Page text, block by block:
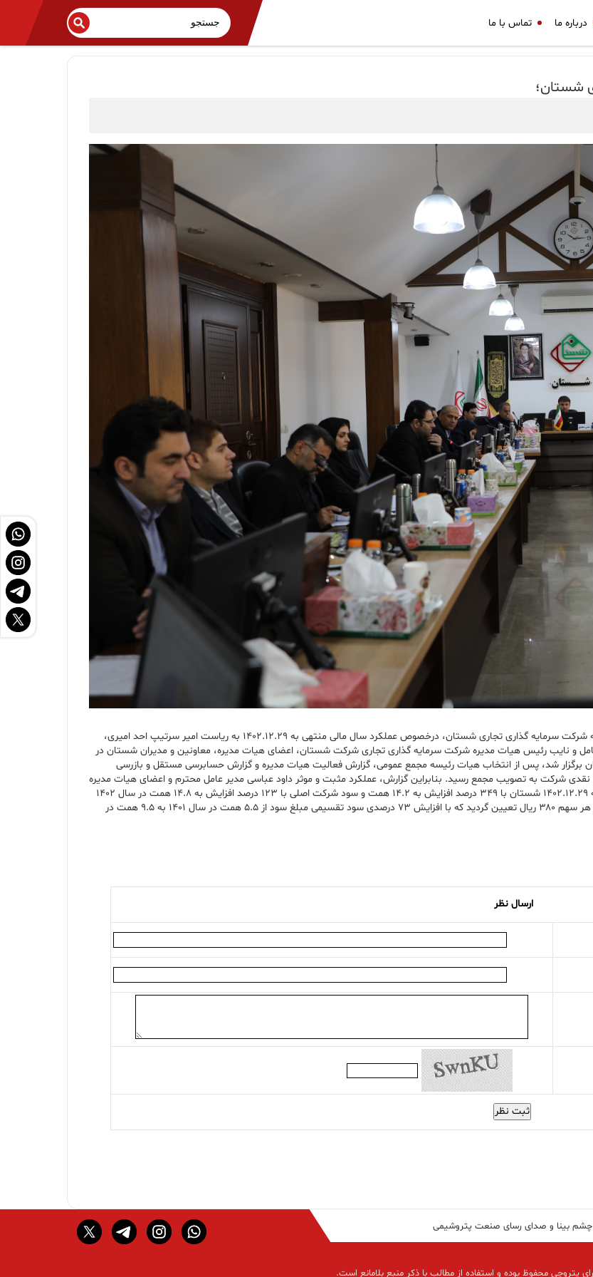
درباره ما تماس با ما
شستان؛
به گزارش روابط عمومی شرکت سرمایه گذاری تجاری شستان، مجمع عمومی عادی سالیانه شرکت سرمایه گذاری تجاری شستان، درخصوص عملکرد سال مالی منتهی به ۱۴۰۲.۱۲.۲۹ به ریاست امیر سرتیپ احد امیری،
و نایب رئیس هیات مدیره شرکت سرمایه گذاری تجاری شرکت شستان، اعضای هیات مدیره، معاونین و مدیران شستان در
شد. در ابتدای این جلسه که با حضور ۱۰۰ درصدی سهامداران برگزار شد، پس از انتخاب هیات رئیسه مجمع عمومی، گزارش فعالیت هیات مدیره و گزارش حسابرسی مستقل و بازرسی
شرکت به تصویب مجمع رسید. بنابراین گزارش، عملکرد مثبت و موثر داود عباسی مدیر عامل محترم و اعضای هیات مدیره
شستان در تغییر رویکردهای مدیریتی موجب شد، سود خالص تلفیقی عملکرد منتهی به ۱۴۰۲.۱۲.۲۹ شستان با ۳۴۹ درصد افزایش به ۱۴.۲ همت و سود شرکت اصلی با ۱۲۳ درصد افزایش به ۱۴.۸ همت در سال ۱۴۰۲
افزایش یابد. همچنین بنا بر تصویب مجمع عمومی عادی سالیانه شستان سود تقسیمی هر سهم ۳۸۰ ریال تعیین گردید که با افزایش ۷۳ درصدی سود تقسیمی مبلغ سود از ۵.۵ همت در سال ۱۴۰۱ به ۹.۵ همت در
ارسال نظر
ثبت نظر
چشم بینا و صدای رسای صنعت پتروشیمی
پتروچی محفوظ بوده و استفاده از مطالب با ذکر منبع بلامانع است.